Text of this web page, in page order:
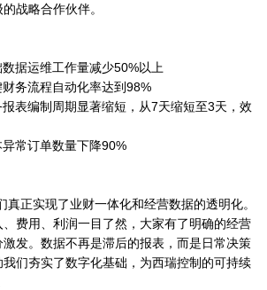
战略合作伙伴。
据运维工作量减少50%以上
务流程自动化率达到98%
表编制周期显著缩短，从7天缩短至3天，效
常订单数量下降90%
真正实现了业财一体化和经营数据的透明化。
费用、利润一目了然，大家有了明确的经营
发。数据不再是滞后的报表，而是日常决策
们夯实了数字化基础，为西瑞控制的可持续